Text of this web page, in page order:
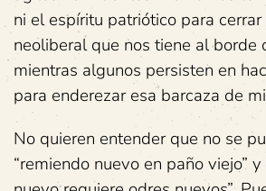
ni el espíritu patriótico para
neoliberal que nos tiene al borde
mientras algunos persisten en
para enderezar esa barcaza de
No quieren entender que no se
“remiendo nuevo en paño viejo”